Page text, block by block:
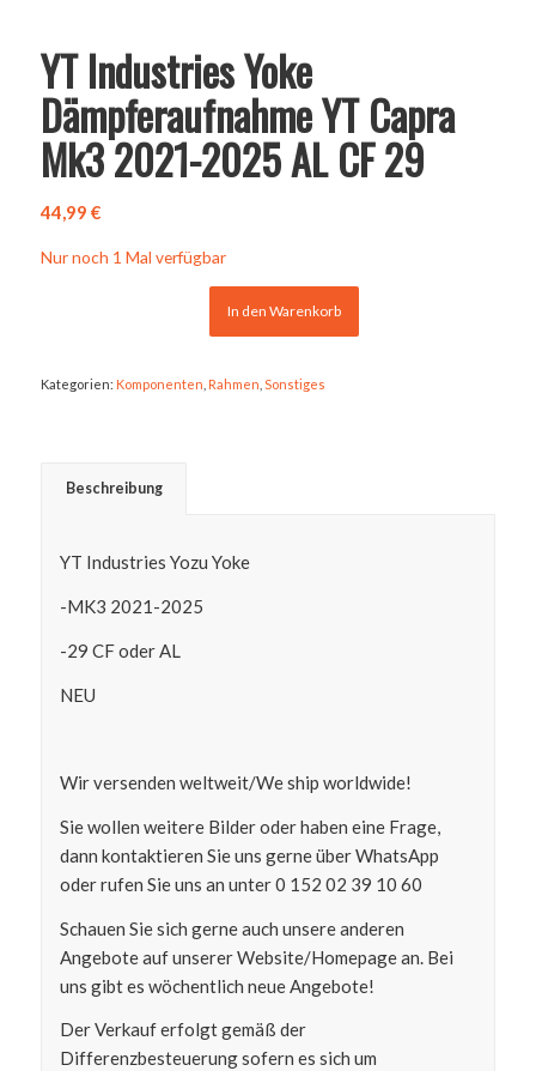
YT Industries Yoke
Dämpferaufnahme YT Capra
Mk3 2021-2025 AL CF 29
44,99 €
Nur noch 1 Mal verfügbar
In den Warenkorb
Kategorien: Komponenten Rahmen Sonstiges
Beschreibung
YT Industries Yozu Yoke
-MK3 2021-2025
-29 CF oder AL
NEU
Wir versenden weltweit/We ship worldwide!
Sie wollen weitere Bilder oder haben eine Frage,
dann kontaktieren Sie uns gerne über WhatsApp
oder rufen Sie uns an unter 0 152 02 39 10 60
Schauen Sie sich gerne auch unsere anderen
Angebote auf unserer Website/Homepage an. Bei
uns gibt es wöchentlich neue Angebote!
Der Verkauf erfolgt gemäß der
Differenzbesteuerung sofern es sich um